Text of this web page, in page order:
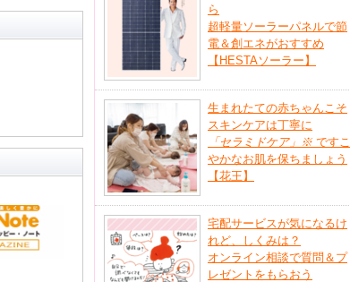
ら
超軽量ソーラーパネルで節
電＆創エネがおすすめ
【HESTAソーラー】
生まれたての赤ちゃんこそ
スキンケアは丁寧に
「セラミドケア」 ※ ですこ
やかなお肌を保ちましょう
【花王】
宅配サービスが気になるけ
れど、しくみは？
オンライン相談で質問＆プ
レゼントをもらおう